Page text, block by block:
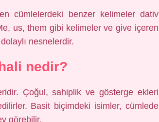
cümlelerdeki benzer kelimeler dativ
us, them gibi kelimeler ve give içeren
nesnelerdir.
nedir?
Çoğul, sahiplik ve gösterge ekleri
Basit biçimdeki isimler, cümlede
görebilir.